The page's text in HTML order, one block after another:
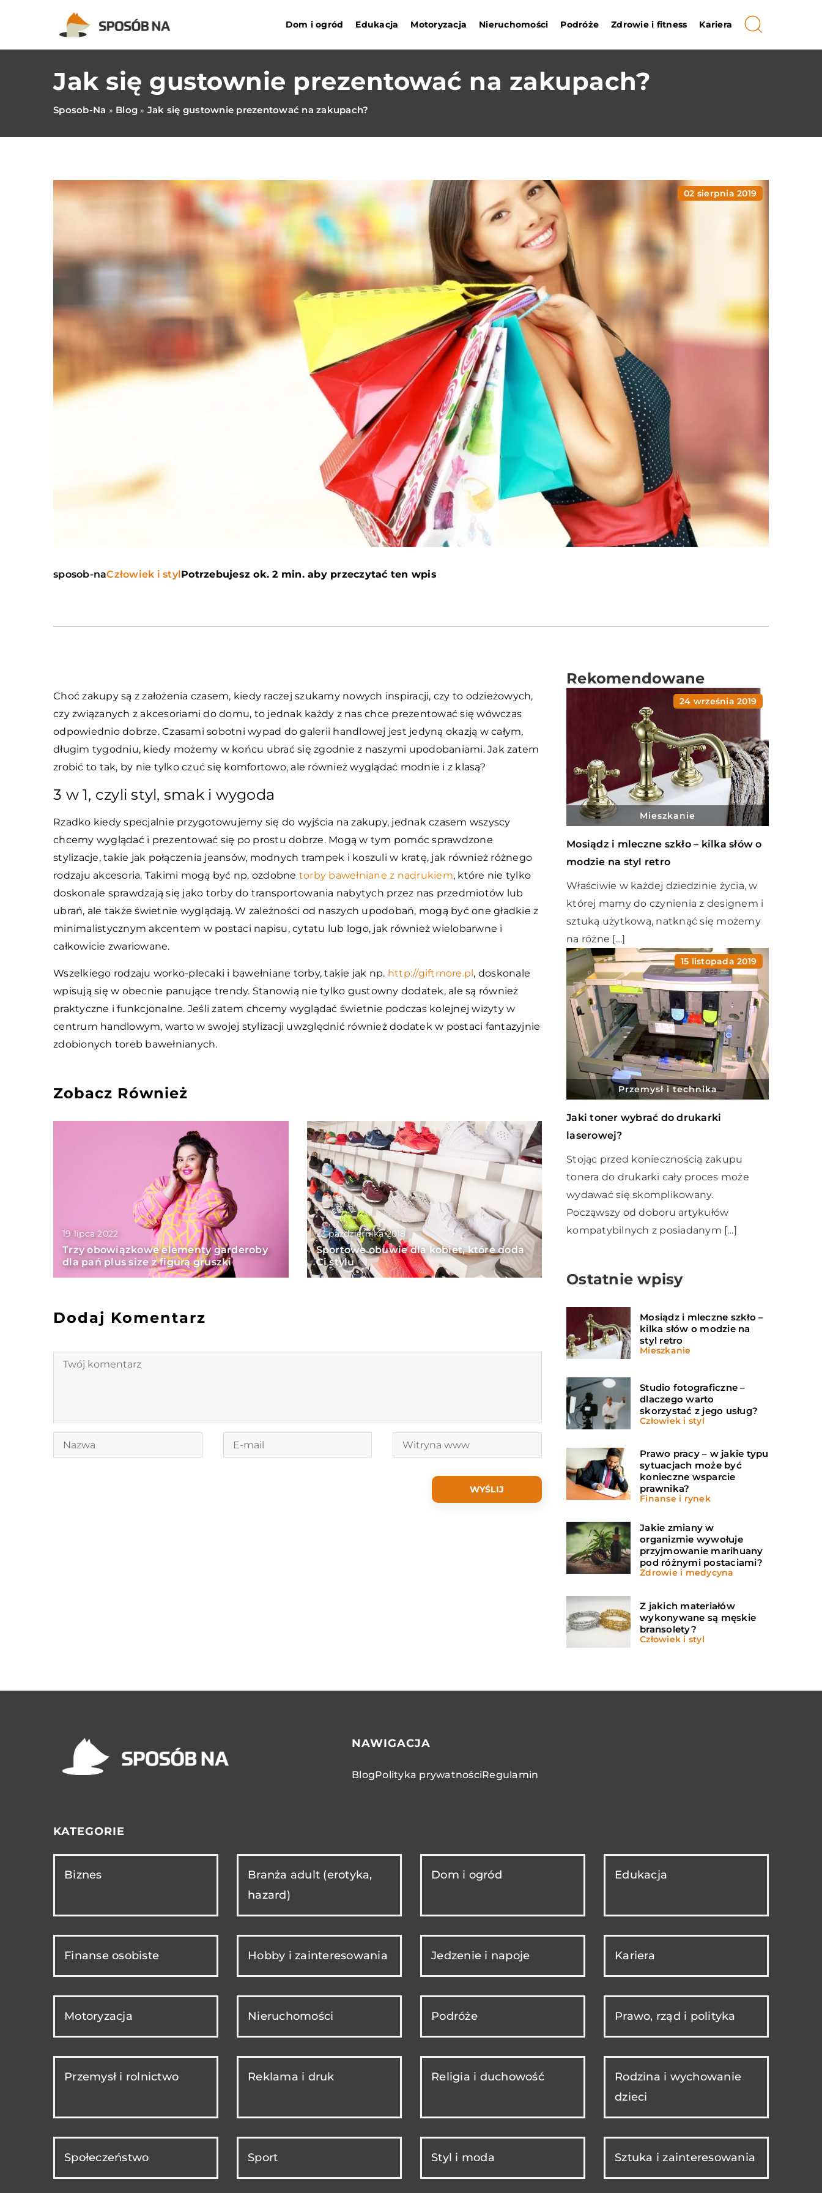
Dom i ogród Edukacja Motoryzacja Nieruchomości Podróże Zdrowie i fitness Kariera
Jak się gustownie prezentować na zakupach?
Sposob-Na » Blog » Jak się gustownie prezentować na zakupach?
02 sierpnia 2019
sposob-naCzłowiek i stylPotrzebujesz ok. 2 min. aby przeczytać ten wpis
Choć zakupy są z założenia czasem, kiedy raczej szukamy nowych inspiracji, czy to odzieżowych,
czy związanych z akcesoriami do domu, to jednak każdy z nas chce prezentować się wówczas
odpowiednio dobrze. Czasami sobotni wypad do galerii handlowej jest jedyną okazją w całym,
długim tygodniu, kiedy możemy w końcu ubrać się zgodnie z naszymi upodobaniami. Jak zatem
zrobić to tak, by nie tylko czuć się komfortowo, ale również wyglądać modnie i z klasą?
3 w 1, czyli styl, smak i wygoda
Rzadko kiedy specjalnie przygotowujemy się do wyjścia na zakupy, jednak czasem wszyscy
chcemy wyglądać i prezentować się po prostu dobrze. Mogą w tym pomóc sprawdzone
stylizacje, takie jak połączenia jeansów, modnych trampek i koszuli w kratę, jak również różnego
rodzaju akcesoria. Takimi mogą być np. ozdobne torby bawełniane z nadrukiem, które nie tylko
doskonale sprawdzają się jako torby do transportowania nabytych przez nas przedmiotów lub
ubrań, ale także świetnie wyglądają. W zależności od naszych upodobań, mogą być one gładkie z
minimalistycznym akcentem w postaci napisu, cytatu lub logo, jak również wielobarwne i
całkowicie zwariowane.
Wszelkiego rodzaju worko-plecaki i bawełniane torby, takie jak np. http://giftmore.pl, doskonale
wpisują się w obecnie panujące trendy. Stanowią nie tylko gustowny dodatek, ale są również
praktyczne i funkcjonalne. Jeśli zatem chcemy wyglądać świetnie podczas kolejnej wizyty w
centrum handlowym, warto w swojej stylizacji uwzględnić również dodatek w postaci fantazyjnie
zdobionych toreb bawełnianych.
Zobacz Również
19 lipca 2022
Trzy obowiązkowe elementy garderoby
dla pań plus size z figurą gruszki
23 października 2018
Sportowe obuwie dla kobiet, które doda
Ci stylu
Dodaj Komentarz
Rekomendowane
24 września 2019
Mieszkanie
Mosiądz i mleczne szkło – kilka słów o
modzie na styl retro
Właściwie w każdej dziedzinie życia, w
której mamy do czynienia z designem i
sztuką użytkową, natknąć się możemy
na różne […]
15 listopada 2019
Przemysł i technika
Jaki toner wybrać do drukarki
laserowej?
Stojąc przed koniecznością zakupu
tonera do drukarki cały proces może
wydawać się skomplikowany.
Począwszy od doboru artykułów
kompatybilnych z posiadanym […]
Ostatnie wpisy
Mosiądz i mleczne szkło –
kilka słów o modzie na
styl retro
Mieszkanie
Studio fotograficzne –
dlaczego warto
skorzystać z jego usług?
Człowiek i styl
Prawo pracy – w jakie typu
sytuacjach może być
konieczne wsparcie
prawnika?
Finanse i rynek
Jakie zmiany w
organizmie wywołuje
przyjmowanie marihuany
pod różnymi postaciami?
Zdrowie i medycyna
Z jakich materiałów
wykonywane są męskie
bransolety?
Człowiek i styl
NAWIGACJA
BlogPolityka prywatnościRegulamin
KATEGORIE
Biznes
Branża adult (erotyka,
hazard)
Dom i ogród Edukacja
Finanse osobiste Hobby i zainteresowania Jedzenie i napoje Kariera
Motoryzacja Nieruchomości Podróże Prawo, rząd i polityka
Przemysł i rolnictwo Reklama i druk Religia i duchowość
Rodzina i wychowanie
dzieci
Społeczeństwo Sport Styl i moda Sztuka i zainteresowania